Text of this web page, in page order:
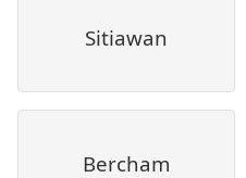
Sitiawan
Bercham